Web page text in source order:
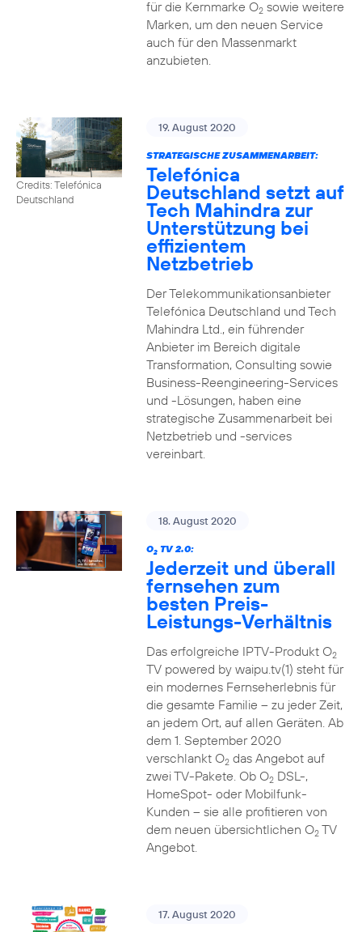
für die Kernmarke O2sowie weitere
Marken, um den neuen Service
auch für den Massenmarkt
anzubieten.
Credits: Telefónica
Deutschland
19. August 2020
STRATEGISCHE ZUSAMMENARBEIT:
Telefónica
Deutschland setzt auf
Tech Mahindra zur
Unterstützung bei
effizientem
Netzbetrieb
Der Telekommunikationsanbieter
Telefónica Deutschland und Tech
Mahindra Ltd., ein führender
Anbieter im Bereich digitale
Transformation, Consulting sowie
Business-Reengineering-Services
und -Lösungen, haben eine
strategische Zusammenarbeit bei
Netzbetrieb und -services
vereinbart.
18. August 2020
O2TV 2.0:
Jederzeit und überall
fernsehen zum
besten Preis-
Leistungs-Verhältnis
Das erfolgreiche IPTV-Produkt O2
TV powered by waipu.tv(1) steht für
ein modernes Fernseherlebnis für
die gesamte Familie – zu jeder Zeit,
an jedem Ort, auf allen Geräten. Ab
dem 1. September 2020
verschlankt O2das Angebot auf
zwei TV-Pakete. Ob O2DSL-,
HomeSpot- oder Mobilfunk-
Kunden – sie alle profitieren von
dem neuen übersichtlichen O2TV
Angebot.
17. August 2020